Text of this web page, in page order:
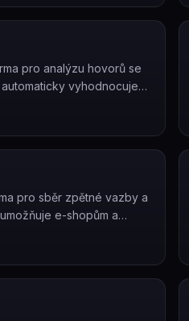
pro analýzu hovorů se
vyhodnocuje
a výzkumné hovory
z nich actionable
pro sběr zpětné vazby a
e-shopům a
přímo od zákazníků
purchase anket, exit-
interaktivních formulářů.